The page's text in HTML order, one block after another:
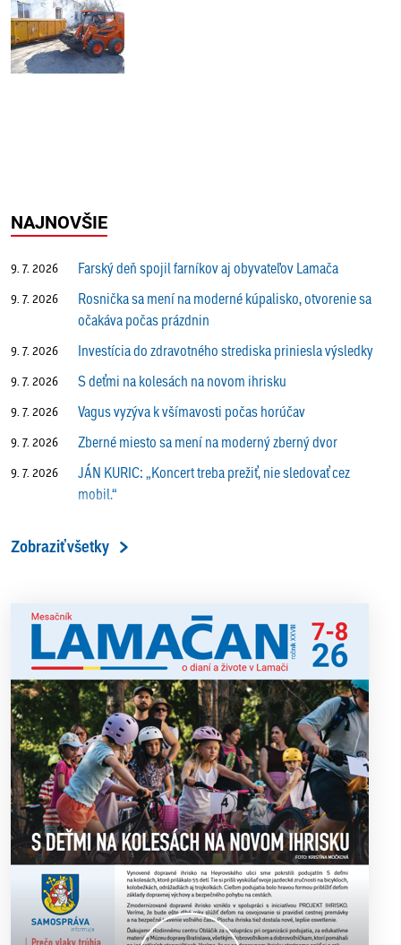
NAJNOVŠIE
9. 7. 2026 Farský deň spojil farníkov aj obyvateľov Lamača
9. 7. 2026
Rosnička sa mení na moderné kúpalisko, otvorenie sa
očakáva počas prázdnin
9. 7. 2026 Investícia do zdravotného strediska priniesla výsledky
9. 7. 2026 S deťmi na kolesách na novom ihrisku
9. 7. 2026 Vagus vyzýva k všímavosti počas horúčav
9. 7. 2026 Zberné miesto sa mení na moderný zberný dvor
9. 7. 2026
JÁN KURIC: „Koncert treba prežiť, nie sledovať cez
mobil.“
9. 7. 2026
ALENA PETÁKOVÁ: „Splnila som si všetko, čo som si
výborný šach aj príjemnú komunitnú atmosféru
Zobraziť všetky